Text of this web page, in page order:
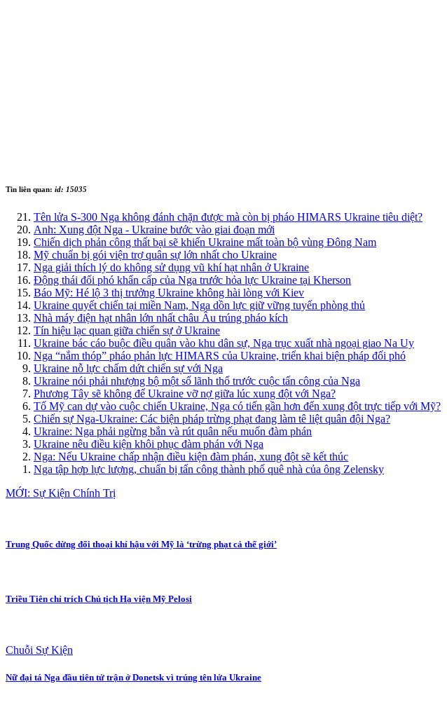
Tin liên quan: id: 15035
Tên lửa S-300 Nga không đánh chặn được mà còn bị pháo HIMARS Ukraine tiêu diệt?
Anh: Xung đột Nga - Ukraine bước vào giai đoạn mới
Chiến dịch phản công thất bại sẽ khiến Ukraine mất toàn bộ vùng Đông Nam
Mỹ chuẩn bị gói viện trợ quân sự lớn nhất cho Ukraine
Nga giải thích lý do không sử dụng vũ khí hạt nhân ở Ukraine
Động thái đối phó khẩn cấp của Nga trước hỏa lực Ukraine tại Kherson
Báo Mỹ: Hé lộ 3 thị trưởng Ukraine không hài lòng với Kiev
Ukraine quyết chiến tại miền Nam, Nga dồn lực giữ vững tuyến phòng thủ
Nhà máy điện hạt nhân lớn nhất châu Âu trúng pháo kích
Tín hiệu lạc quan giữa chiến sự ở Ukraine
Ukraine bác cáo buộc điều quân vào khu dân sự, Nga trục xuất nhà ngoại giao Na Uy
Nga “nắm thóp” pháo phản lực HIMARS của Ukraine, triển khai biện pháp đối phó
Ukraine nỗ lực chấm dứt chiến sự với Nga
Ukraine nói phải nhượng bộ một số lãnh thổ trước cuộc tấn công của Nga
Phương Tây sẽ không để Ukraine vỡ nợ giữa lúc xung đột với Nga?
Tố Mỹ can dự vào cuộc chiến Ukraine, Nga có tiến gần hơn đến xung đột trực tiếp với Mỹ?
Chiến sự Nga-Ukraine: Các biện pháp trừng phạt đang làm tê liệt quân đội Nga?
Ukraine: Nga phải ngừng bắn và rút quân nếu muốn đàm phán
Ukraine nêu điều kiện khôi phục đàm phán với Nga
Nga: Nếu Ukraine chấp nhận điều kiện đàm phán, xung đột sẽ kết thúc
Nga tập hợp lực lượng, chuẩn bị tấn công thành phố quê nhà của ông Zelensky
MỚI: Sự Kiện Chính Trị
Trung Quốc dừng đối thoại khí hậu với Mỹ là ‘trừng phạt cả thế giới’
Triều Tiên chỉ trích Chủ tịch Hạ viện Mỹ Pelosi
Chuỗi Sự Kiện
Nữ đại tá Nga đầu tiên tử trận ở Donetsk vì trúng tên lửa Ukraine